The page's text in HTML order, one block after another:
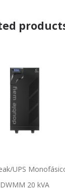
UPS
DWMM 20 kVA